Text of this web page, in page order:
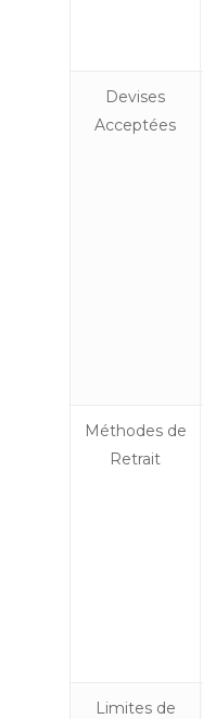
Devises
Acceptées
Méthodes de
Retrait
Limites de